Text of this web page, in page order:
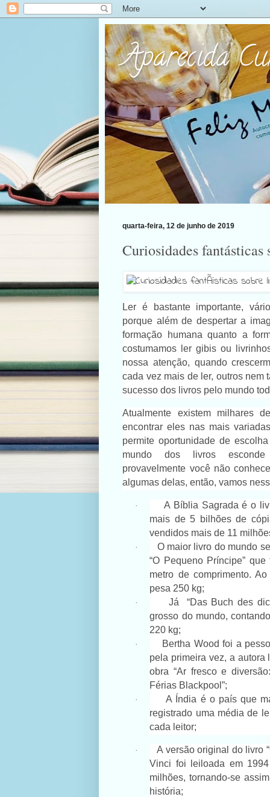
Aparecida
quarta-feira, 12 de junho de 2019
Curiosidades fantásticas
Ler é bastante importante,
porque além de despertar a
formação humana quanto a
costumamos ler gibis ou
nossa atenção, quando
cada vez mais de ler, outros nem
sucesso dos livros pelo mundo
Atualmente existem milhares
encontrar eles nas mais
permite oportunidade de
mundo dos livros
provavelmente você não
algumas delas, então, vamos
·
A Bíblia Sagrada é o
mais de 5 bilhões de
vendidos mais de 11
·
O maior livro do mundo
“O Pequeno Príncipe”
metro de comprimento.
pesa 250 kg;
·
Já “Das Buch des
grosso do mundo,
220 kg;
·
Bertha Wood foi a
pela primeira vez, a autora
obra “Ar fresco e
Férias Blackpool”;
·
A Índia é o país que
registrado uma média de
cada leitor;
·
A versão original do livro
Vinci foi leiloada em
milhões, tornando-se
história;